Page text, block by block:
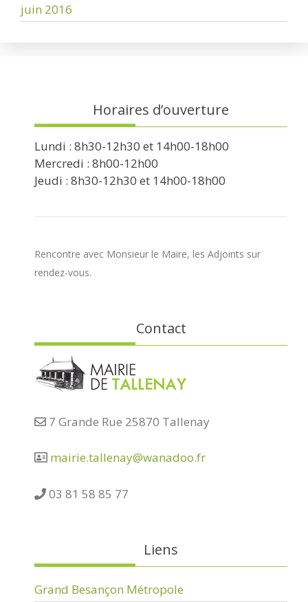
juin 2016
Horaires d’ouverture
Lundi : 8h30-12h30 et 14h00-18h00
Mercredi : 8h00-12h00
Jeudi : 8h30-12h30 et 14h00-18h00
Rencontre avec Monsieur le Maire, les Adjoints sur
rendez-vous.
Contact
7 Grande Rue 25870 Tallenay
mairie.tallenay@wanadoo.fr
03 81 58 85 77
Liens
Grand Besançon Métropole